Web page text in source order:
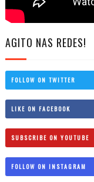
AGITO NAS REDES!
FOLLOW ON TWITTER
LIKE ON FACEBOOK
SUBSCRIBE ON YOUTUBE
FOLLOW ON INSTAGRAM